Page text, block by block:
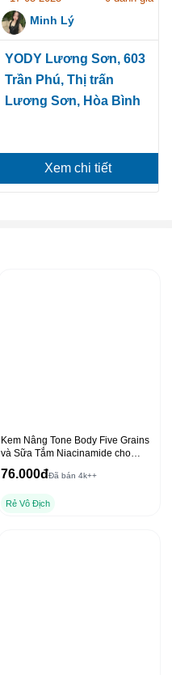
Minh Lý
YODY Lương Sơn, 603
Trần Phú, Thị trấn
Lương Sơn, Hòa Bình
Xem chi tiết
Kem Nâng Tone Body Five Grains
và Sữa Tắm Niacinamide cho
Dưỡng Thể Ban Đêm
76.000đĐã bán 4k++
Rẻ Vô Địch